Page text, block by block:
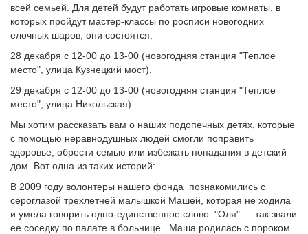
всей семьей. Для детей будут работать игровые комнаты, в
которых пройдут мастер-классы по росписи новогодних
елочных шаров, они состоятся:
28 декабря с 12-00 до 13-00 (новогодняя станция "Теплое
место", улица Кузнецкий мост),
29 декабря с 12-00 до 13-00 (новогодняя станция "Теплое
место", улица Никольская).
Мы хотим рассказать вам о наших подопечных детях, которые
с помощью неравнодушных людей смогли поправить
здоровье, обрести семью или избежать попадания в детский
дом. Вот одна из таких историй:
В 2009 году волонтеры нашего фонда познакомились с
сероглазой трехлетней малышкой Машей, которая не ходила
и умела говорить одно-единственное слово: "Оля" — так звали
ее соседку по палате в больнице. Маша родилась с пороком